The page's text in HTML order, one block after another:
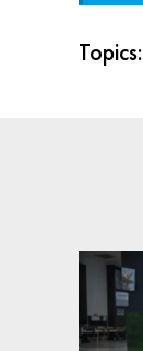
Topics: